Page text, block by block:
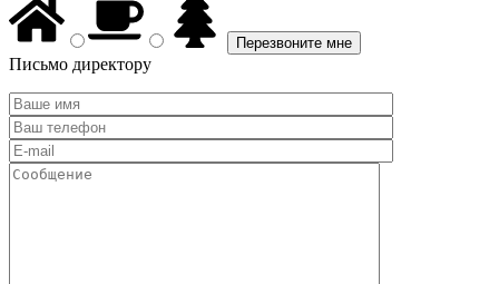
Письмо директору